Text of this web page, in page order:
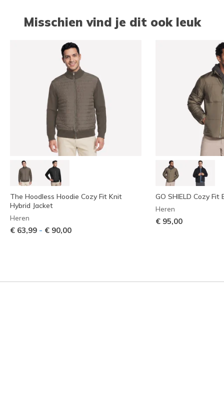
Misschien vind je dit ook leuk
The Hoodless Hoodie Cozy Fit Knit
Hybrid Jacket
Heren
€ 63,99 - € 90,00
GO SHIELD Cozy Fit
Heren
€ 95,00